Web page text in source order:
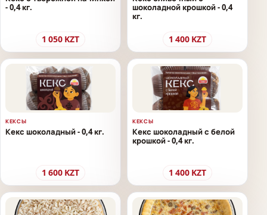
- 0,4 кг.
1 050 KZT
шоколадной крошкой - 0,4
кг.
1 400 KZT
КЕКСЫ
Кекс шоколадный - 0,4 кг.
1 600 KZT
КЕКСЫ
Кекс шоколадный с белой
крошкой - 0,4 кг.
1 400 KZT